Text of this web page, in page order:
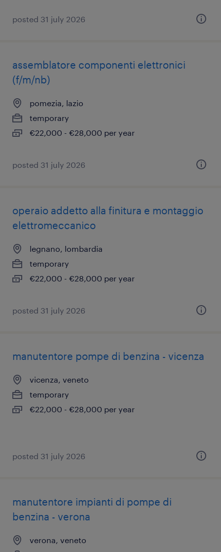
posted 31 july 2026
assemblatore componenti elettronici
(f/m/nb)
pomezia, lazio
temporary
€22,000 - €28,000 per year
posted 31 july 2026
operaio addetto alla finitura e montaggio
elettromeccanico
legnano, lombardia
temporary
€22,000 - €28,000 per year
posted 31 july 2026
manutentore pompe di benzina - vicenza
vicenza, veneto
temporary
€22,000 - €28,000 per year
posted 31 july 2026
manutentore impianti di pompe di
benzina - verona
verona, veneto